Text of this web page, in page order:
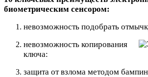
биометрическим сенсором:
невозможность подобрать
невозможность копирования
ключа:
защита от взлома методом